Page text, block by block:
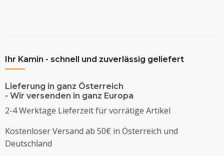
Ihr Kamin - schnell und zuverlässig geliefert
Lieferung in ganz Österreich
- Wir versenden in ganz Europa
2-4 Werktage Lieferzeit für vorrätige Artikel
Kostenloser Versand ab 50€ in Österreich und
Deutschland